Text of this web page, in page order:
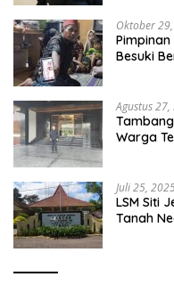
Oktober
Besuki
Agustus
Warga
Juli 25,
LSM Siti
Tanah